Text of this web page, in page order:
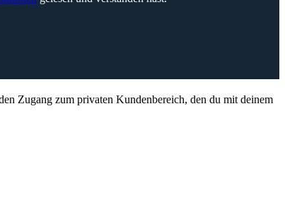
Zugang zum privaten Kundenbereich, den du mit deinem